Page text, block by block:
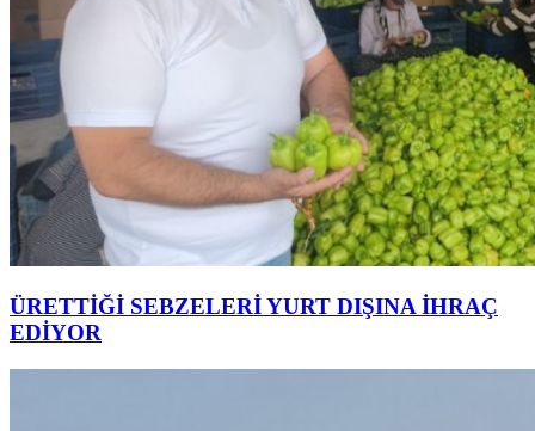
ÜRETTİĞİ SEBZELERİ YURT DIŞINA İHRAÇ
EDİYOR